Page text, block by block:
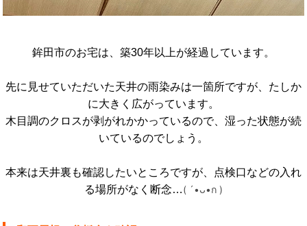
鉾田市のお宅は、築30年以上が経過しています。
先に見せていただいた天井の雨染みは一箇所ですが、たしか
に大きく広がっています。
木目調のクロスが剥がれかかっているので、湿った状態が続
いているのでしょう。
本来は天井裏も確認したいところですが、点検口などの入れ
る場所がなく断念…( ´•ᴗ•ก)